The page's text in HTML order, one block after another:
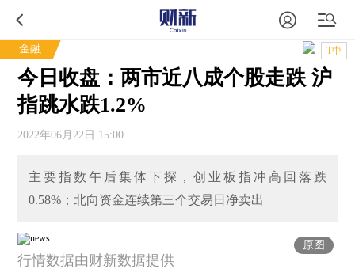
金融 T中
今日收盘：两市近八成个股走跌 沪
指跳水跌1.2%
2022年06月22日 15:00
主要指数午后集体下探，创业板指冲高回落跌
0.58%；北向资金连续第三个交易日净卖出
原图
行情数据由财新数据提供